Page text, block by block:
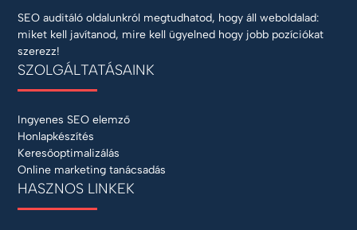
SEO auditáló oldalunkról megtudhatod, hogy áll weboldalad:
miket kell javítanod, mire kell ügyelned hogy jobb pozíciókat
szerezz!
SZOLGÁLTATÁSAINK
Ingyenes SEO elemző
Honlapkészítés
Keresőoptimalizálás
Online marketing tanácsadás
HASZNOS LINKEK